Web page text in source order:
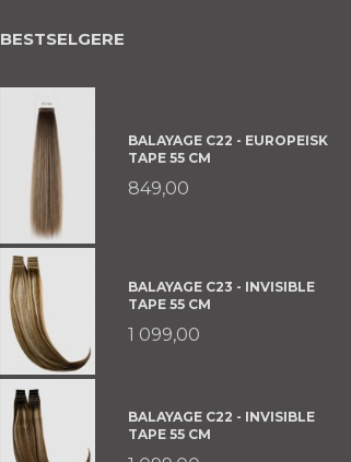
BESTSELGERE
BALAYAGE C22 - EUROPEISK
TAPE 55 CM
849,00
BALAYAGE C23 - INVISIBLE
TAPE 55 CM
1 099,00
BALAYAGE C22 - INVISIBLE
TAPE 55 CM